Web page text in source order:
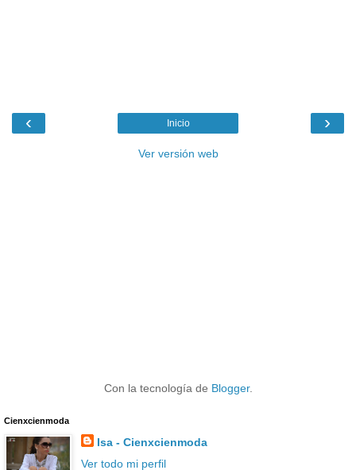
‹ ›
Inicio
Ver versión web
Con la tecnología de Blogger.
Cienxcienmoda
Isa - Cienxcienmoda
Ver todo mi perfil